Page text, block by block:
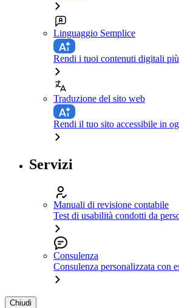
Linguaggio Semplice
Rendi i tuoi contenuti digitali
Traduzione del sito web
Rendi il tuo sito accessibile in
Servizi
Manuali di revisione contabile
Test di usabilità condotti da
Consulenza
Consulenza personalizzata con
Chiudi